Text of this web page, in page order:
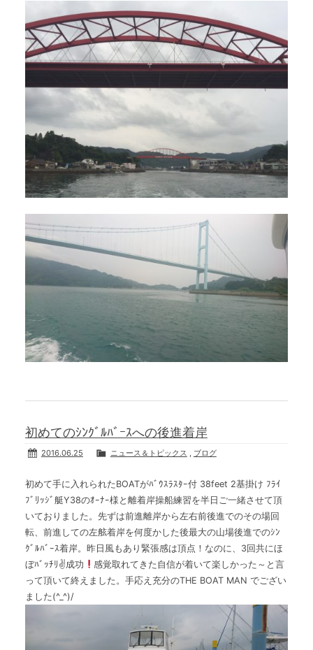
初めてのｼﾝｸﾞﾙﾊﾞｰｽへの後進着岸
2016.06.25 ニュース＆トピックス , ブログ
初めて手に入れられたBOATがﾊﾞｳｽﾗｽﾀｰ付 38feet 2基掛け ﾌﾗｲ
ﾌﾞﾘｯｼﾞ艇Y38のｵｰﾅｰ様と離着岸操船練習を半日ご一緒させて頂
いておりました。先ずは前進離岸から左右前後進でのその場回
転、前進しての左舷着岸を何度かした後最大の山場後進でのｼﾝ
ｸﾞﾙﾊﾞｰｽ着岸。昨日風もあり緊張感は頂点！なのに、3回共にほ
ぼﾊﾞｯﾁﾘ✌成功
感覚取れてきた自信が着いて楽しかった～と言
って頂いて終えました。手応え充分のTHE BOAT MAN でござい
ました(^_^)/